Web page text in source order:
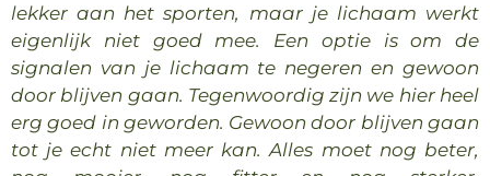
lekker aan het sporten, maar je lichaam werkt
eigenlijk niet goed mee. Een optie is om de
signalen van je lichaam te negeren en gewoon
door blijven gaan. Tegenwoordig zijn we hier heel
erg goed in geworden. Gewoon door blijven gaan
tot je echt niet meer kan. Alles moet nog beter,